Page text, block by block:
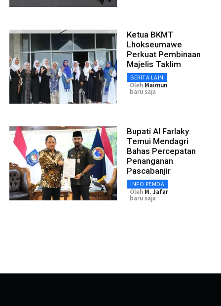
Ketua BKMT
Lhokseumawe
Perkuat Pembinaan
Majelis Taklim
BERITA LAIN
Oleh Maimun
baru saja
Bupati Al Farlaky
Temui Mendagri
Bahas Percepatan
Penanganan
Pascabanjir
INFO PEMDA
Oleh M. Jafar
baru saja